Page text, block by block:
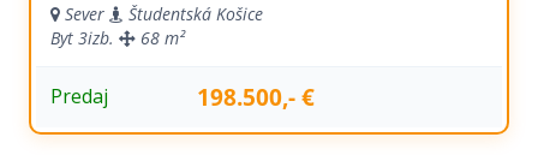
Sever
Študentská Košice
Byt 3izb. 68 m²
Predaj 198.500,- €